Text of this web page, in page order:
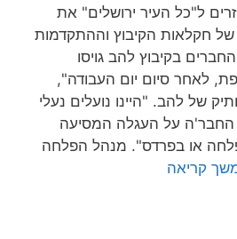
ל"כל העיר ירושלים" את
חקלאות הקיבוץ וההתקדמות
בקיבוץ להב גויסו
לאחר סיום יום העבודה",
של להב. "היינו נועלים נעלי
החבר'ה על העגלה המסיעה
או בפרדס". מנהל הפלחה
קריאה